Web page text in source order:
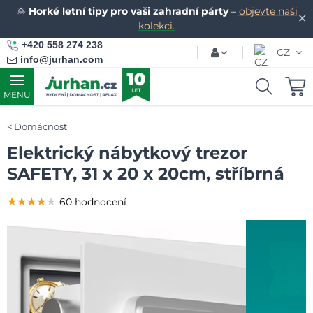
✕
🌞 Horké letní tipy pro vaši zahradní párty– objevte naši
kolekci.
+420 558 274 238
info@jurhan.com
CZ
MENU
Domácnost
Elektrický nábytkový trezor
SAFETY, 31 x 20 x 20cm, stříbrná
★★★★★
★★★★★
★★★★★ 60 hodnocení